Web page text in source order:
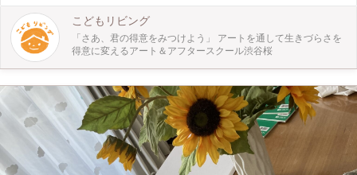
こどもリビング
「さあ、君の得意をみつけよう」 アートを通して生きづらさを
得意に変えるアート＆アフタースクール渋谷桜